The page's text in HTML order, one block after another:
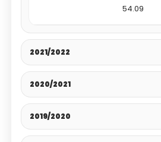
54.09
2021/2022
2020/2021
2019/2020